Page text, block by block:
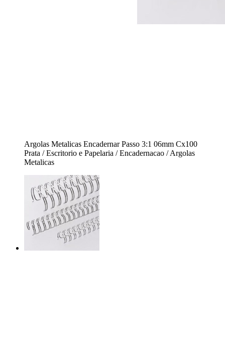
Argolas Metalicas Encadernar Passo 3:1 06mm Cx100
Prata / Escritorio e Papelaria / Encadernacao / Argolas
Metalicas